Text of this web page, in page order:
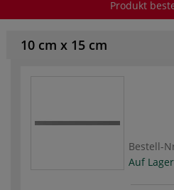
Produkt
10 cm x 15 cm
Bestell-
Auf